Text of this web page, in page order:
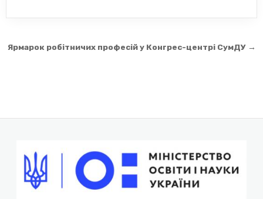
Навігація
Ярмарок робітничих професій у Конгрес-центрі СумДУ →